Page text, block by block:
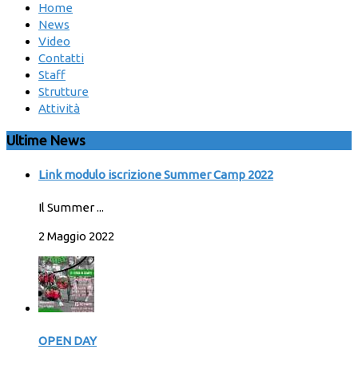
Home
News
Video
Contatti
Staff
Strutture
Attività
Ultime News
Link modulo iscrizione Summer Camp 2022
Il Summer ...
2 Maggio 2022
OPEN DAY